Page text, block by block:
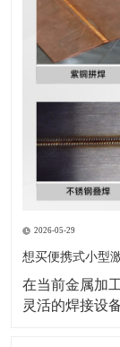
2026-05-29
想买便携式小型
在当前金属加
灵活的焊接设